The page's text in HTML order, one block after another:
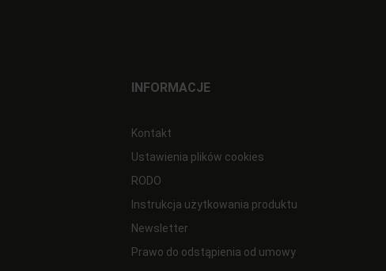
INFORMACJE
Kontakt
Ustawienia plików cookies
RODO
Instrukcja użytkowania produktu
Newsletter
Prawo do odstąpienia od umowy